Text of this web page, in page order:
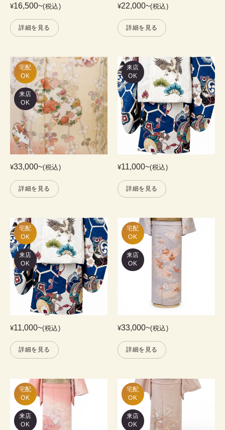
¥16,500~(税込)
詳細を見る
¥22,000~(税込)
詳細を見る
宅配
OK
来店
OK
¥33,000~(税込)
詳細を見る
来店
OK
¥11,000~(税込)
詳細を見る
宅配
OK
来店
OK
¥11,000~(税込)
詳細を見る
宅配
OK
来店
OK
¥33,000~(税込)
詳細を見る
宅配
OK
来店
OK
宅配
OK
来店
OK